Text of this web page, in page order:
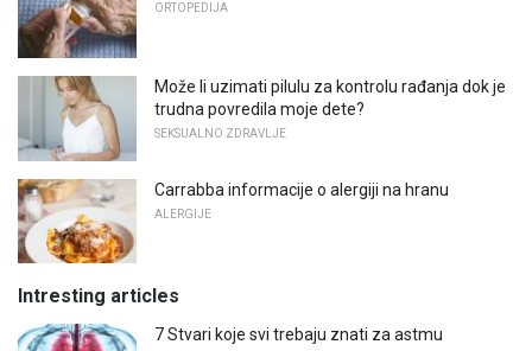
ORTOPEDIJA
Može li uzimati pilulu za kontrolu rađanja dok je
trudna povredila moje dete?
SEKSUALNO ZDRAVLJE
Carrabba informacije o alergiji na hranu
ALERGIJE
Intresting articles
7 Stvari koje svi trebaju znati za astmu